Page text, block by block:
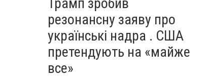
резонансну заяву про
українські надра . США
претендують на «майже
все»